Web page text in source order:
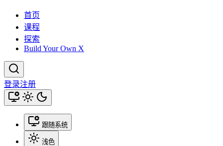
首页
课程
探索
Build Your Own X
登录注册
跟随系统
浅色